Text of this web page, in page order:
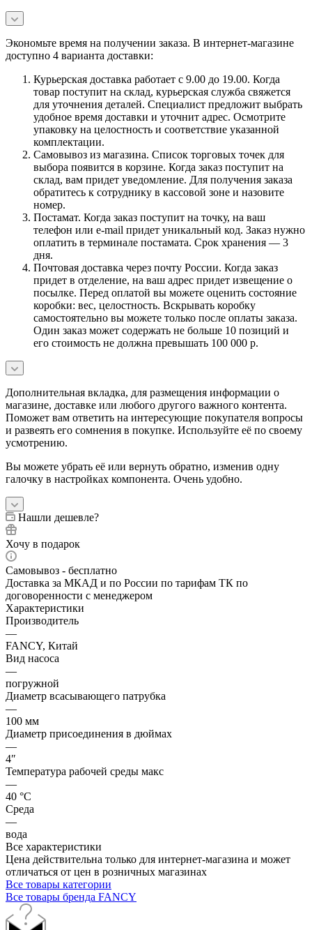
Экономьте время на получении заказа. В интернет-магазине
доступно 4 варианта доставки:
Курьерская доставка работает с 9.00 до 19.00. Когда
товар поступит на склад, курьерская служба свяжется
для уточнения деталей. Специалист предложит выбрать
удобное время доставки и уточнит адрес. Осмотрите
упаковку на целостность и соответствие указанной
комплектации.
Самовывоз из магазина. Список торговых точек для
выбора появится в корзине. Когда заказ поступит на
склад, вам придет уведомление. Для получения заказа
обратитесь к сотруднику в кассовой зоне и назовите
номер.
Постамат. Когда заказ поступит на точку, на ваш
телефон или e-mail придет уникальный код. Заказ нужно
оплатить в терминале постамата. Срок хранения — 3
дня.
Почтовая доставка через почту России. Когда заказ
придет в отделение, на ваш адрес придет извещение о
посылке. Перед оплатой вы можете оценить состояние
коробки: вес, целостность. Вскрывать коробку
самостоятельно вы можете только после оплаты заказа.
Один заказ может содержать не больше 10 позиций и
его стоимость не должна превышать 100 000 р.
Дополнительная вкладка, для размещения информации о
магазине, доставке или любого другого важного контента.
Поможет вам ответить на интересующие покупателя вопросы
и развеять его сомнения в покупке. Используйте её по своему
усмотрению.
Вы можете убрать её или вернуть обратно, изменив одну
галочку в настройках компонента. Очень удобно.
Нашли дешевле?
Хочу в подарок
Самовывоз - бесплатно
Доставка за МКАД и по России по тарифам ТК по
договоренности с менеджером
Характеристики
Производитель
—
FANCY, Китай
Вид насоса
—
погружной
Диаметр всасывающего патрубка
—
100 мм
Диаметр присоединения в дюймах
—
4″
Температура рабочей среды макс
—
40 °С
Среда
—
вода
Все характеристики
Цена действительна только для интернет-магазина и может
отличаться от цен в розничных магазинах
Все товары категории
Все товары бренда FANCY